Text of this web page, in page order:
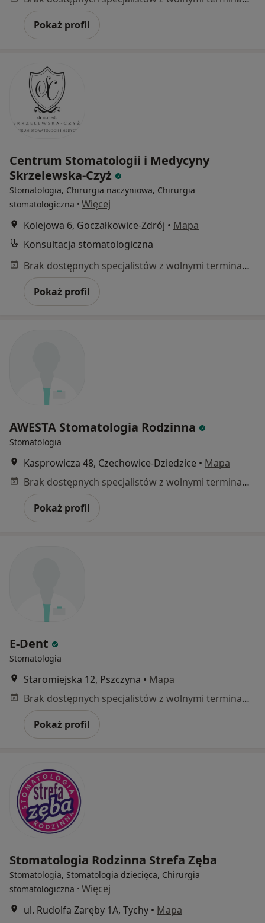
Pokaż profil
Centrum Stomatologii i Medycyny
Skrzelewska-Czyż
Stomatologia, Chirurgia naczyniowa, Chirurgia
stomatologiczna · Więcej
Kolejowa 6, Goczałkowice-Zdrój • Mapa
Konsultacja stomatologiczna
Brak dostępnych specjalistów z wolnymi terminami w tym centrum medycznym.
Pokaż profil
AWESTA Stomatologia Rodzinna
Stomatologia
Kasprowicza 48, Czechowice-Dziedzice • Mapa
Brak dostępnych specjalistów z wolnymi terminami w tym centrum medycznym.
Pokaż profil
E-Dent
Stomatologia
Staromiejska 12, Pszczyna • Mapa
Brak dostępnych specjalistów z wolnymi terminami w tym centrum medycznym.
Pokaż profil
Stomatologia Rodzinna Strefa Zęba
Stomatologia, Stomatologia dziecięca, Chirurgia
stomatologiczna · Więcej
ul. Rudolfa Zaręby 1A, Tychy • Mapa